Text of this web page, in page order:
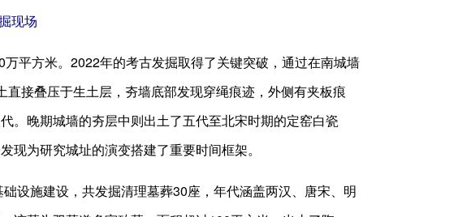
现场
方米。2022年的考古发掘取得了关键突破，通过在南城墙
接叠压于生土层，夯墙底部发现穿绳痕迹，外侧有夹板痕
。晚期城墙的夯层中则出土了五代至北宋时期的定窑白瓷
为研究城址的演变搭建了重要时间框架。
施建设，共发掘清理墓葬30座，年代涵盖两汉、唐宋、明